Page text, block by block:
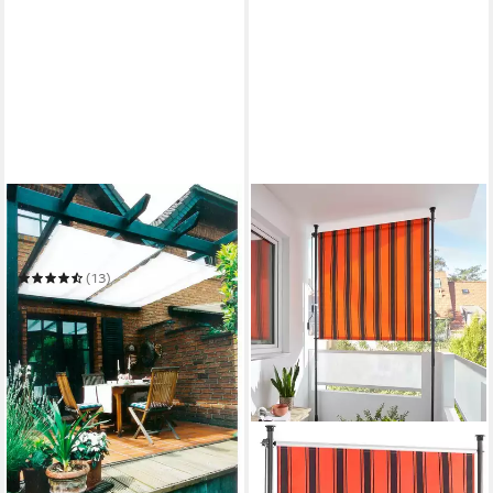
FLORACORD
Sonnensegel
Innenbeschattung
(13)
34,95 € UVP 43,95 €
-20%
in 4-5 Werktagen bei dir